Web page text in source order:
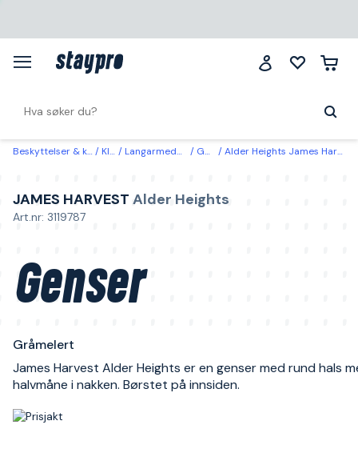
Beskyttelser & klær Klær Langarmede gensere Gensere Alder Heights James Harvest Genser Gråmelert Gråmelert
JAMES HARVEST Alder Heights
Art.nr: 3119787
Genser
Gråmelert
James Harvest Alder Heights er en genser med rund hals
halvmåne i nakken. Børstet på innsiden.